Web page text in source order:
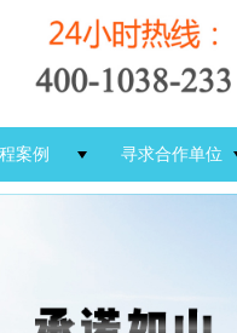
案例 寻求合作单位